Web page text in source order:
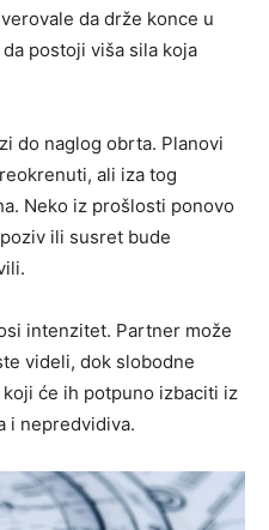
da drže konce u
postoji viša sila koja
do naglog obrta. Planovi
ali iza tog
Neko iz prošlosti ponovo
ili susret bude
intenzitet. Partner može
videli, dok slobodne
će ih potpuno izbaciti iz
i nepredvidiva.